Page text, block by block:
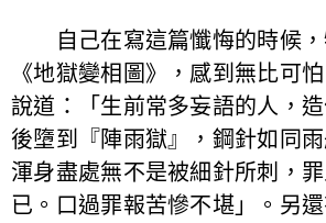
自己在寫這篇懺悔的時候，
《地獄變相圖》，感到無比可
說道：「生前常多妄語的人，
後墮到『陣雨獄』，鋼針如同雨
渾身盡處無不是被細針所刺，
已。口過罪報苦慘不堪」。另